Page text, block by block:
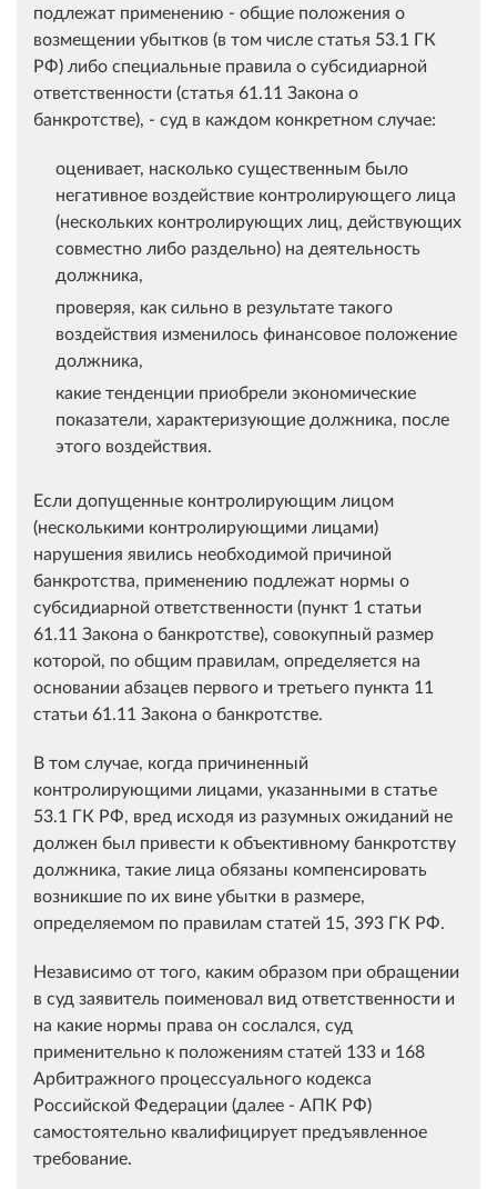
подлежат применению - общие положения о
возмещении убытков (в том числе статья 53.1 ГК
РФ) либо специальные правила о субсидиарной
ответственности (статья 61.11 Закона о
банкротстве), - суд в каждом конкретном случае:
оценивает, насколько существенным было
негативное воздействие контролирующего лица
(нескольких контролирующих лиц, действующих
совместно либо раздельно) на деятельность
должника,
проверяя, как сильно в результате такого
воздействия изменилось финансовое положение
должника,
какие тенденции приобрели экономические
показатели, характеризующие должника, после
этого воздействия.
Если допущенные контролирующим лицом
(несколькими контролирующими лицами)
нарушения явились необходимой причиной
банкротства, применению подлежат нормы о
субсидиарной ответственности (пункт 1 статьи
61.11 Закона о банкротстве), совокупный размер
которой, по общим правилам, определяется на
основании абзацев первого и третьего пункта 11
статьи 61.11 Закона о банкротстве.
В том случае, когда причиненный
контролирующими лицами, указанными в статье
53.1 ГК РФ, вред исходя из разумных ожиданий не
должен был привести к объективному банкротству
должника, такие лица обязаны компенсировать
возникшие по их вине убытки в размере,
определяемом по правилам статей 15, 393 ГК РФ.
Независимо от того, каким образом при обращении
в суд заявитель поименовал вид ответственности и
на какие нормы права он сослался, суд
применительно к положениям статей 133 и 168
Арбитражного процессуального кодекса
Российской Федерации (далее - АПК РФ)
самостоятельно квалифицирует предъявленное
требование.